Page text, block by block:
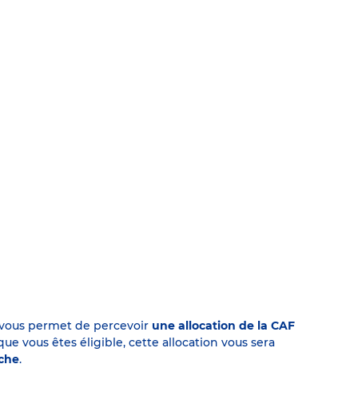
permet de percevoir une allocation de la CAF
vous êtes éligible, cette allocation vous sera
.